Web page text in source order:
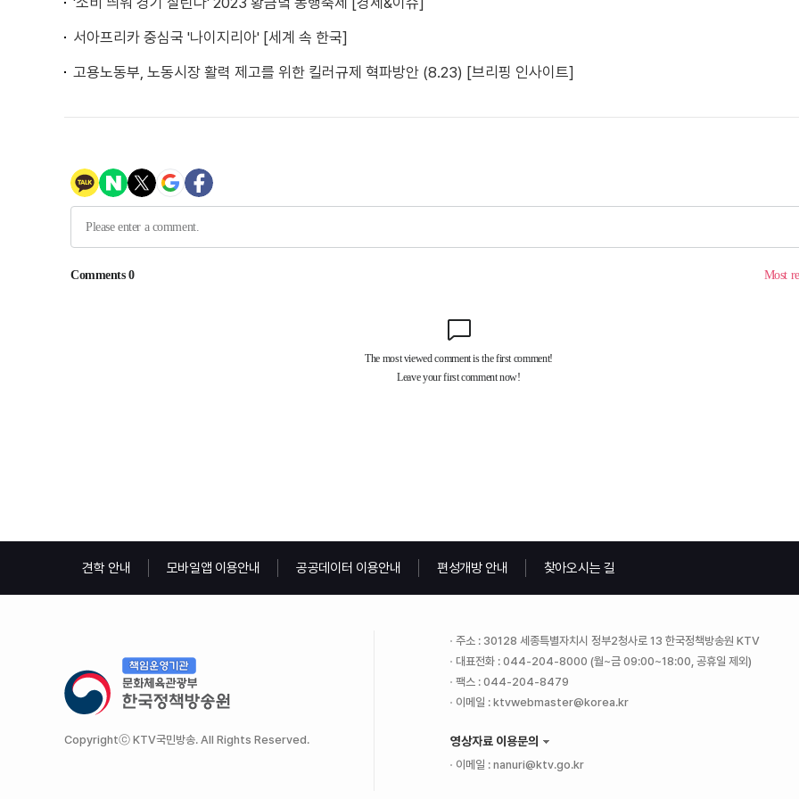
서아프리카 중심국 '나이지리아' [세계 속 한국]
고용노동부, 노동시장 활력 제고를 위한 킬러규제 혁파방안 (8.23) [브리핑 인사이트]
견학 안내 모바일앱 이용안내 공공데이터 이용안내 편성개방 안내 찾아오시는 길
Copyrightⓒ KTV국민방송. All Rights Reserved.
주소 : 30128 세종특별자치시 정부2청사로 13 한국정책방송원 KTV
대표전화 : 044-204-8000 (월~금 09:00~18:00, 공휴일 제외)
팩스 : 044-204-8479
이메일 : ktvwebmaster@korea.kr
영상자료 이용문의
이메일 : nanuri@ktv.go.kr